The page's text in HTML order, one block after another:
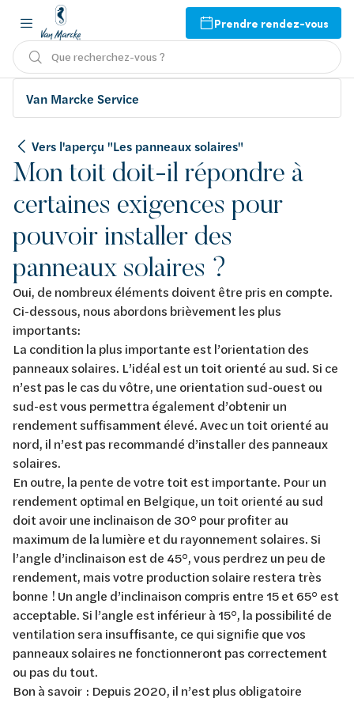
Prendre rendez-vous
Que recherchez-vous ?
Van Marcke Service
Vers l'aperçu "Les panneaux solaires"
Mon toit doit-il répondre à
certaines exigences pour
pouvoir installer des
panneaux solaires ?
Oui, de nombreux éléments doivent être pris en compte.
Ci-dessous, nous abordons brièvement les plus
importants:
La condition la plus importante est l’orientation des
panneaux solaires. L’idéal est un toit orienté au sud. Si ce
n’est pas le cas du vôtre, une orientation sud-ouest ou
sud-est vous permettra également d’obtenir un
rendement suffisamment élevé. Avec un toit orienté au
nord, il n’est pas recommandé d’installer des panneaux
solaires.
En outre, la pente de votre toit est importante. Pour un
rendement optimal en Belgique, un toit orienté au sud
doit avoir une inclinaison de 30° pour profiter au
maximum de la lumière et du rayonnement solaires. Si
l’angle d’inclinaison est de 45°, vous perdrez un peu de
rendement, mais votre production solaire restera très
bonne ! Un angle d’inclinaison compris entre 15 et 65° est
acceptable. Si l’angle est inférieur à 15°, la possibilité de
ventilation sera insuffisante, ce qui signifie que vos
panneaux solaires ne fonctionneront pas correctement
ou pas du tout.
Bon à savoir : Depuis 2020, il n’est plus obligatoire